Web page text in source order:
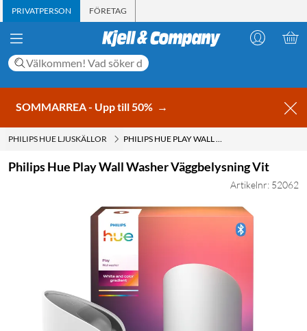
PRIVATPERSON FÖRETAG
SOMMARREA - Upp till 50% →
PHILIPS HUE LJUSKÄLLOR PHILIPS HUE PLAY WALL WASHER VÄGGBELYSNING VIT
Philips Hue Play Wall Washer Väggbelysning Vit
Artikelnr: 52062